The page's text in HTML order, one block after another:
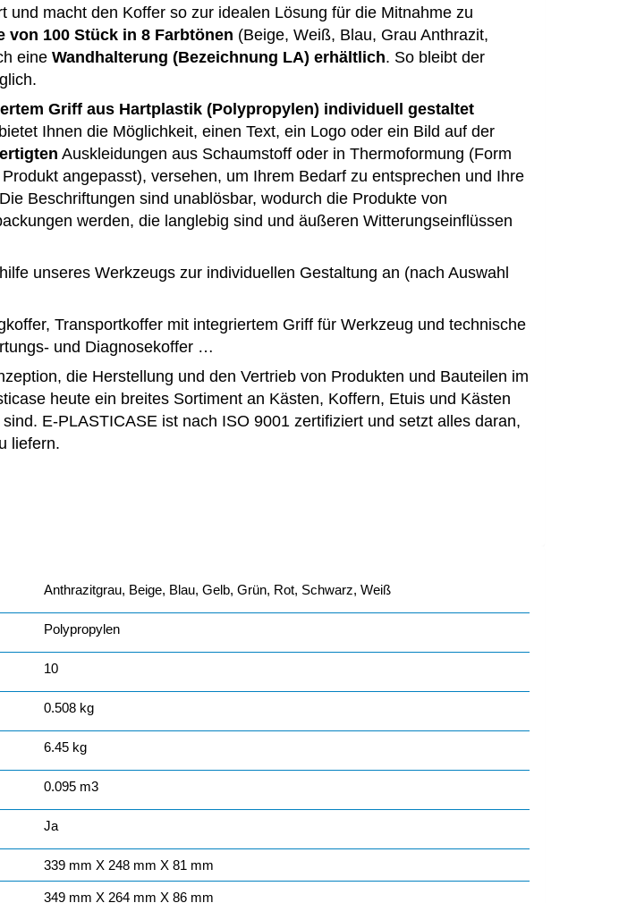
macht den Koffer so zur idealen Lösung für die Mitnahme zu
von 100 Stück in 8 Farbtönen (Beige, Weiß, Blau, Grau Anthrazit,
eine Wandhalterung (Bezeichnung LA) erhältlich. So bleibt der
Griff aus Hartplastik (Polypropylen) individuell gestaltet
Ihnen die Möglichkeit, einen Text, ein Logo oder ein Bild auf der
Auskleidungen aus Schaumstoff oder in Thermoformung (Form
angepasst), versehen, um Ihrem Bedarf zu entsprechen und Ihre
Beschriftungen sind unablösbar, wodurch die Produkte von
werden, die langlebig sind und äußeren Witterungseinflüssen
unseres Werkzeugs zur individuellen Gestaltung an (nach Auswahl
Transportkoffer mit integriertem Griff für Werkzeug und technische
und Diagnosekoffer …
die Herstellung und den Vertrieb von Produkten und Bauteilen im
heute ein breites Sortiment an Kästen, Koffern, Etuis und Kästen
E-PLASTICASE ist nach ISO 9001 zertifiziert und setzt alles daran,
liefern.
Anthrazitgrau, Beige, Blau, Gelb, Grün, Rot, Schwarz, Weiß
Polypropylen
10
0.508 kg
6.45 kg
0.095 m3
Ja
339 mm X 248 mm X 81 mm
349 mm X 264 mm X 86 mm